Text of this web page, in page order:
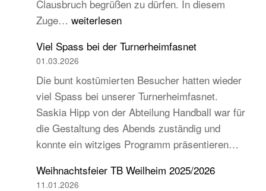
Clausbruch begrüßen zu dürfen. In diesem
Zuge… TB
2026
–
Beständig
und
traditionell,
aber
auch
jugend-
und
weiterlesen
Viel Spass bei der Turnerheimfasnet
01.03.2026
Die bunt kostümierten Besucher hatten wieder
viel Spass bei unserer Turnerheimfasnet.
Saskia Hipp von der Abteilung Handball war für
die Gestaltung des Abends zuständig und
konnte ein witziges Programm präsentieren…
Weihnachtsfeier TB Weilheim 2025/2026
11.01.2026